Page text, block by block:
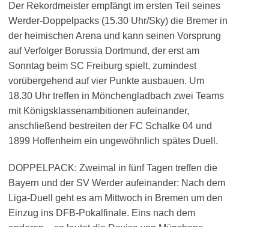
Der Rekordmeister empfängt im ersten Teil seines
Werder-Doppelpacks (15.30 Uhr/Sky) die Bremer in
der heimischen Arena und kann seinen Vorsprung
auf Verfolger Borussia Dortmund, der erst am
Sonntag beim SC Freiburg spielt, zumindest
vorübergehend auf vier Punkte ausbauen. Um
18.30 Uhr treffen in Mönchengladbach zwei Teams
mit Königsklassenambitionen aufeinander,
anschließend bestreiten der FC Schalke 04 und
1899 Hoffenheim ein ungewöhnlich spätes Duell.
DOPPELPACK: Zweimal in fünf Tagen treffen die
Bayern und der SV Werder aufeinander: Nach dem
Liga-Duell geht es am Mittwoch in Bremen um den
Einzug ins DFB-Pokalfinale. Eins nach dem